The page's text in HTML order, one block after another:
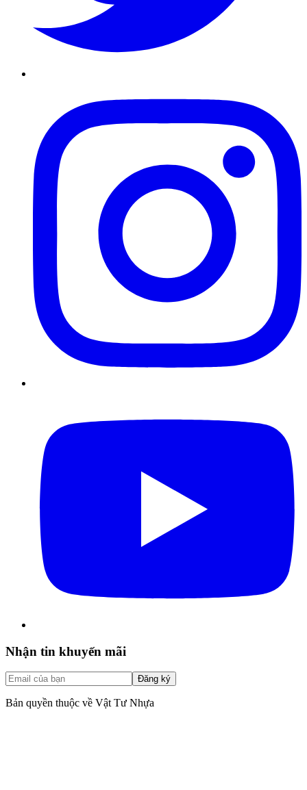
Nhận tin khuyến mãi
Đăng ký
Bản quyền thuộc về Vật Tư Nhựa